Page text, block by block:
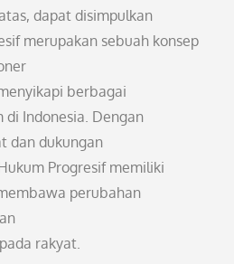
dapat disimpulkan
merupakan sebuah konsep
berbagai
di Indonesia. Dengan
dan dukungan
Progresif memiliki
perubahan
rakyat.